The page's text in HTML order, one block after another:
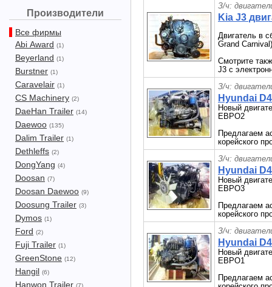
Производители
Все фирмы
Abi Award (1)
Beyerland (1)
Burstner (1)
Caravelair (1)
CS Machinery (2)
DaeHan Trailer (14)
Daewoo (135)
Dalim Trailer (1)
Dethleffs (2)
DongYang (4)
Doosan (7)
Doosan Daewoo (9)
Doosung Trailer (3)
Dymos (1)
Ford (2)
Fuji Trailer (1)
GreenStone (12)
Hangil (6)
Hanwon Trailer (7)
З/ч:
Kia J3
Двигатель в
Grand
Смотрите
J3 с
З/ч:
Hyundai
Новый
ЕВРО2
Предлагаем
корейского
З/ч:
Hyundai
Новый
ЕВРО3
Предлагаем
корейского
З/ч:
Hyundai
Новый
ЕВРО1
Предлагаем